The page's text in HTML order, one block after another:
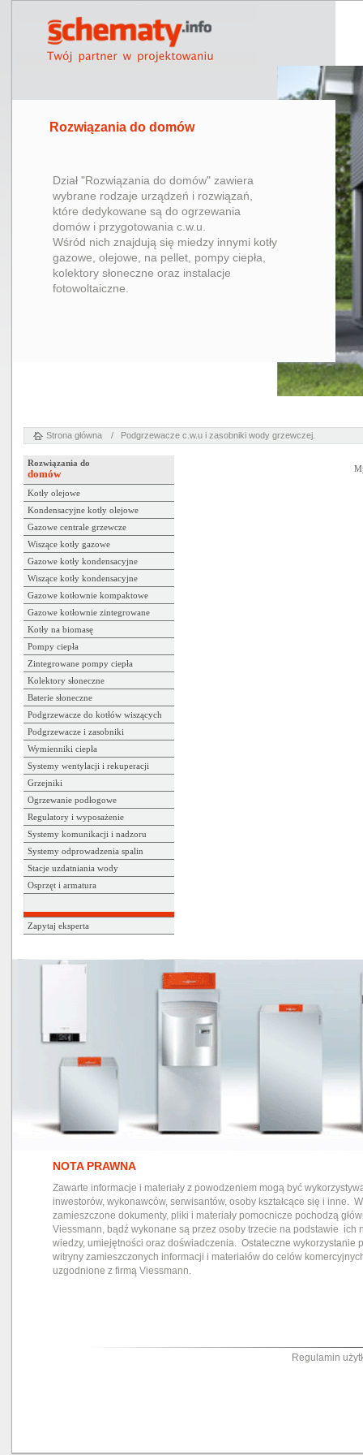
Rozwiązania do domów
Dział "Rozwiązania do domów" zawiera
wybrane rodzaje urządzeń i rozwiązań,
które dedykowane są do ogrzewania
domów i przygotowania c.w.u.
Wśród nich znajdują się miedzy innymi kotły
gazowe, olejowe, na pellet, pompy ciepła,
kolektory słoneczne oraz instalacje
fotowoltaiczne.
Strona główna / Podgrzewacze c.w.u i zasobniki wody grzewczej.
Rozwiązania do
domów
Kotły olejowe
Kondensacyjne kotły olejowe
Gazowe centrale grzewcze
Wiszące kotły gazowe
Gazowe kotły kondensacyjne
Wiszące kotły kondensacyjne
Gazowe kotłownie kompaktowe
Gazowe kotłownie zintegrowane
Kotły na biomasę
Pompy ciepła
Zintegrowane pompy ciepła
Kolektory słoneczne
Baterie słoneczne
Podgrzewacze do kotłów wiszących
Podgrzewacze i zasobniki
Wymienniki ciepła
Systemy wentylacji i rekuperacji
Grzejniki
Ogrzewanie podłogowe
Regulatory i wyposażenie
Systemy komunikacji i nadzoru
Systemy odprowadzenia spalin
Stacje uzdatniania wody
Osprzęt i armatura
Zapytaj eksperta
NOTA PRAWNA
Zawarte informacje i materiały z powodzeniem mogą być
inwestorów, wykonawców, serwisantów, osoby kształcące się i inne.
zamieszczone dokumenty, pliki i materiały pomocnicze pochodzą
Viessmann, bądź wykonane są przez osoby trzecie na podstawie ich
wiedzy, umiejętności oraz doświadczenia. Ostateczne wykorzystanie
witryny zamieszczonych informacji i materiałów do celów
uzgodnione z firmą Viessmann.
Regulamin